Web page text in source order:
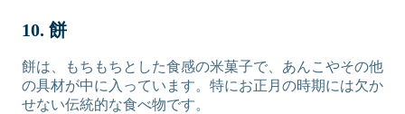
10. 餅
餅は、もちもちとした食感の米菓子で、あんこやその他
の具材が中に入っています。特にお正月の時期には欠か
せない伝統的な食べ物です。